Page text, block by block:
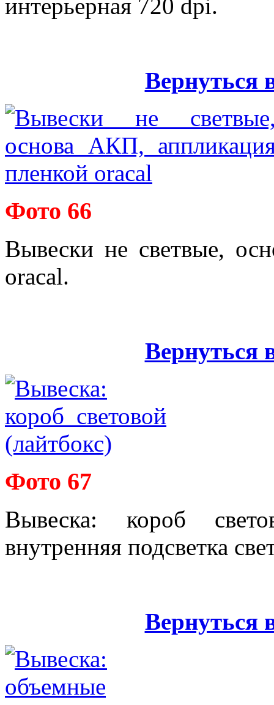
интерьерная 720 dpi.
Вернуться
Фото 66
Вывески не светвые,
oracal.
Вернуться
Фото 67
Вывеска: короб
внутренняя подсветка
Вернуться